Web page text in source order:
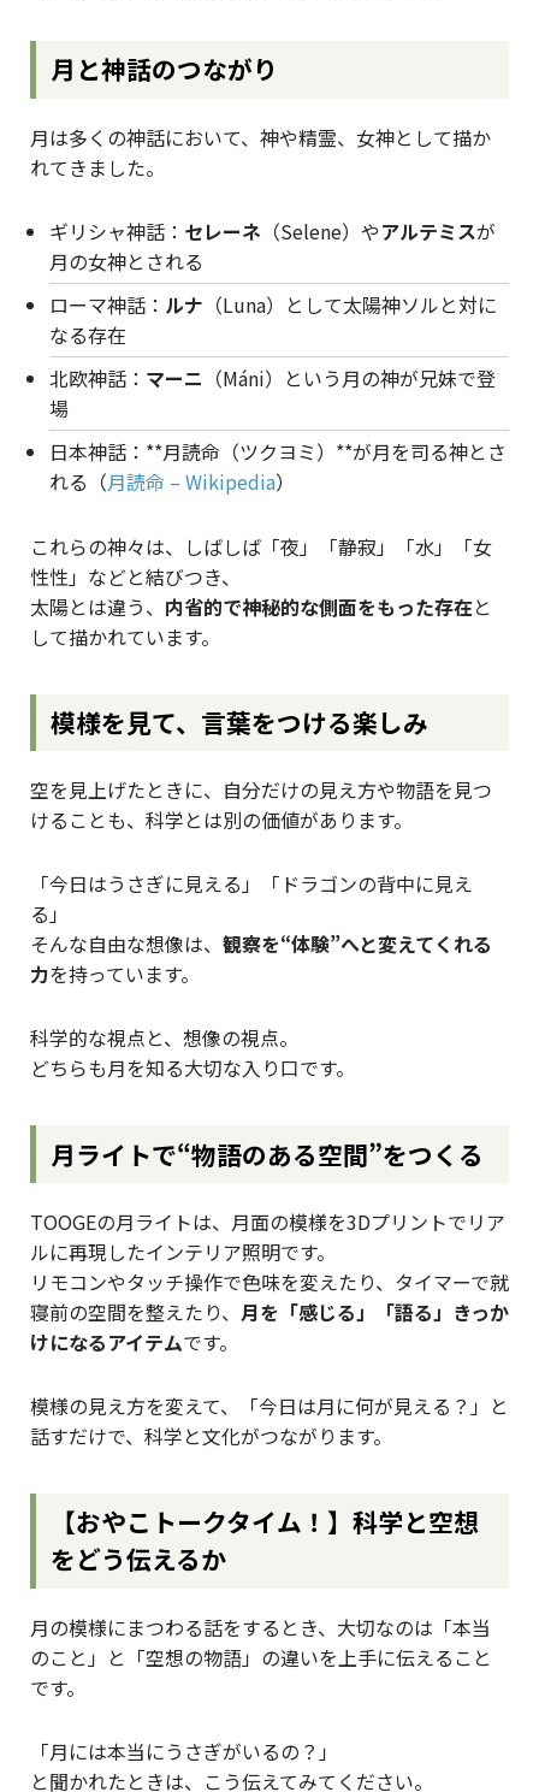
月と神話のつながり
月は多くの神話において、神や精霊、女神として描か
れてきました。
ギリシャ神話： セレーネ （Selene）やアルテミスが
月の女神とされる
ローマ神話： ルナ （Luna）として太陽神ソルと対に
なる存在
北欧神話： マーニ （Máni）という月の神が兄妹で登
場
日本神話：**月読命（ツクヨミ）**が月を司る神とさ
れる（月読命 – Wikipedia）
これらの神々は、しばしば「夜」「静寂」「水」「女
性性」などと結びつき、
太陽とは違う、 内省的で神秘的な側面をもった存在と
して描かれています。
模様を見て、言葉をつける楽しみ
空を見上げたときに、自分だけの見え方や物語を見つ
けることも、科学とは別の価値があります。
「今日はうさぎに見える」「ドラゴンの背中に見え
る」
そんな自由な想像は、 観察を“体験”へと変えてくれる
力を持っています。
科学的な視点と、想像の視点。
どちらも月を知る大切な入り口です。
月ライトで“物語のある空間”をつくる
TOOGEの月ライトは、月面の模様を3Dプリントでリア
ルに再現したインテリア照明です。
リモコンやタッチ操作で色味を変えたり、タイマーで就
寝前の空間を整えたり、 月を「感じる」「語る」きっか
けになるアイテムです。
模様の見え方を変えて、「今日は月に何が見える？」と
話すだけで、科学と文化がつながります。
【おやこトークタイム！】科学と空想
をどう伝えるか
月の模様にまつわる話をするとき、大切なのは「本当
のこと」と「空想の物語」の違いを上手に伝えること
です。
「月には本当にうさぎがいるの？」
と聞かれたときは、こう伝えてみてください。